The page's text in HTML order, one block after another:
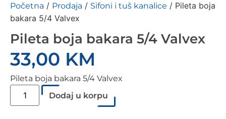
Početna / Prodaja / Sifoni i tuš kanalice / Pileta boja
bakara 5/4 Valvex
Pileta boja bakara 5/4 Valvex
33,00 KM
Pileta boja bakara 5/4 Valvex
Dodaj u korpu